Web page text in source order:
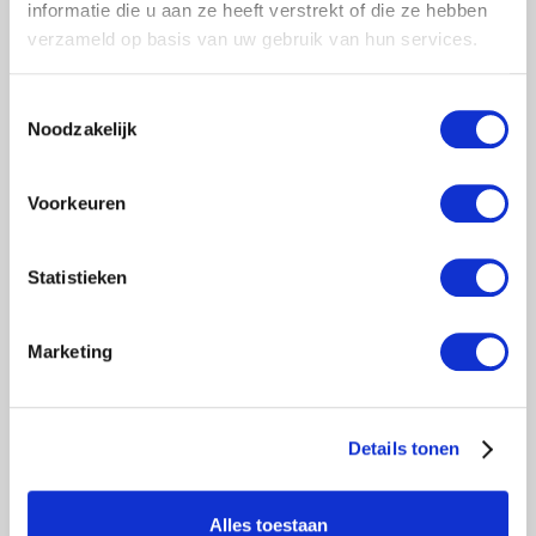
informatie die u aan ze heeft verstrekt of die ze hebben
verzameld op basis van uw gebruik van hun services.
Noodzakelijk
Voorkeuren
Statistieken
Marketing
Details tonen
Alles toestaan
ROLSTEIGER PROFESSIONAL